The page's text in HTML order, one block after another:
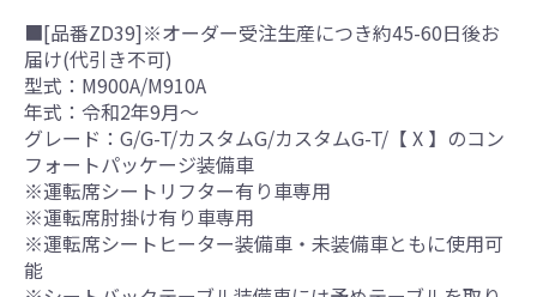
■[品番ZD39]※オーダー受注生産につき約45-60日後お
届け(代引き不可)
型式：M900A/M910A
年式：令和2年9月～
グレード：G/G-T/カスタムG/カスタムG-T/【 X 】のコン
フォートパッケージ装備車
※運転席シートリフター有り車専用
※運転席肘掛け有り車専用
※運転席シートヒーター装備車・未装備車ともに使用可
能